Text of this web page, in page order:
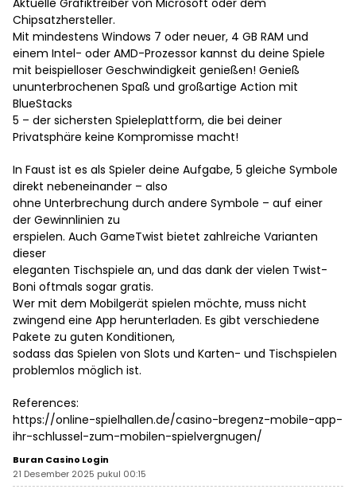
Chipsatzhersteller.
Mit mindestens Windows 7 oder neuer, 4 GB RAM und
einem Intel- oder AMD-Prozessor kannst du deine Spiele
mit beispielloser Geschwindigkeit genießen! Genieß
ununterbrochenen Spaß und großartige Action mit
BlueStacks
5 – der sichersten Spieleplattform, die bei deiner
Privatsphäre keine Kompromisse macht!
In Faust ist es als Spieler deine Aufgabe, 5 gleiche Symbole
direkt nebeneinander – also
ohne Unterbrechung durch andere Symbole – auf einer
der Gewinnlinien zu
erspielen. Auch GameTwist bietet zahlreiche Varianten
dieser
eleganten Tischspiele an, und das dank der vielen Twist-
Boni oftmals sogar gratis.
Wer mit dem Mobilgerät spielen möchte, muss nicht
zwingend eine App herunterladen. Es gibt verschiedene
Pakete zu guten Konditionen,
sodass das Spielen von Slots und Karten- und Tischspielen
problemlos möglich ist.
References:
https://online-spielhallen.de/casino-bregenz-mobile-app-
ihr-schlussel-zum-mobilen-spielvergnugen/
Buran Casino Login
21 Desember 2025 pukul 00:15